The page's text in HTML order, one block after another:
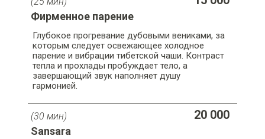
Глубокое прогревание дубовыми вениками, за
которым следует освежающее холодное
парение и вибрации тибетской чаши. Контраст
тепла и прохлады пробуждает тело, а
завершающий звук наполняет душу
гармонией.
Фирменное парение
(30 мин) 20 000
Sansara